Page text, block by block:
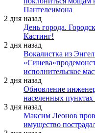
Пантелеимона
2 дня назад
День города.
Кастинг!
2 дня назад
Вокалистка из
исполнительское
2 дня назад
Обновление
населенных пунктах
3 дня назад
Максим Леонов
имущество